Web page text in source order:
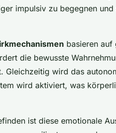
impulsiv zu begegnen
basieren auf
die bewusste
Gleichzeitig wird das
wird aktiviert, was
ist diese emotionale